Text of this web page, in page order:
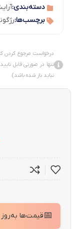
دسته‌بندی:
برچسب‌ها:
درخواست مرجوع کردن
تنها در صورتی قابل
نباید باز شده باشد).
📅قیمت‌ها